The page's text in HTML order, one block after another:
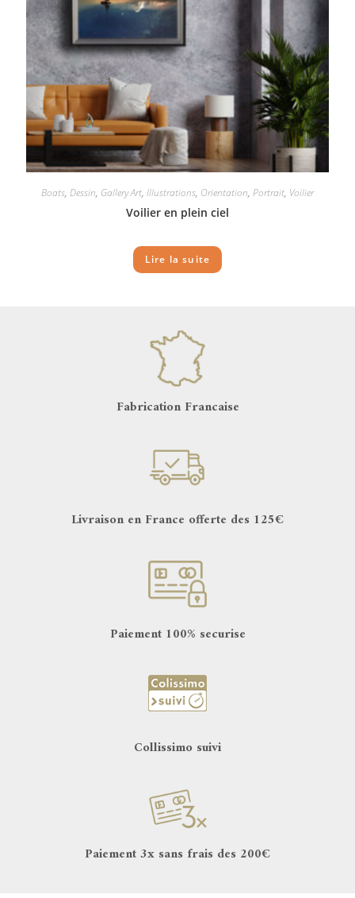
Boats, Dessin, Gallery Art, Illustrations, Orientation, Portrait, Voilier
Voilier en plein ciel
Lire la suite
Fabrication Francaise
Livraison en France offerte des 125€
Paiement 100% securise
Collissimo suivi
Paiement 3x sans frais des 200€